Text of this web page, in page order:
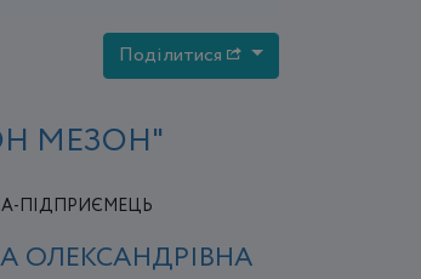
Поділитися
МЕЗОН"
ПІДПРИЄМЕЦЬ
ОЛЕКСАНДРІВНА